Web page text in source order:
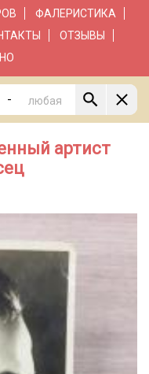
ФАЛЕРИСТИКА
ОТЗЫВЫ
-
артист